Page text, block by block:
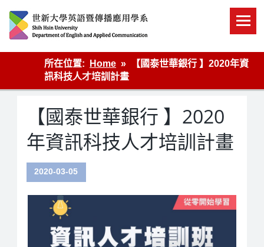
content
英語傳播
所在位置:
Home
【國泰世華銀行 】2020年資
訊科技人才培訓計畫
【國泰世華銀行 】2020
年資訊科技人才培訓計畫
2020-03-05